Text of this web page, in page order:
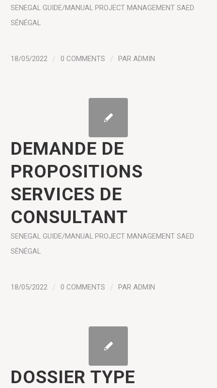
SENEGAL GUIDE/MANUAL PROJECT MANAGEMENT SAED
SÉNÉGAL
18/05/2022 / 0 COMMENTS / PARADMIN
DEMANDE DE
PROPOSITIONS
SERVICES DE
CONSULTANT
SENEGAL GUIDE/MANUAL PROJECT MANAGEMENT SAED
SÉNÉGAL
18/05/2022 / 0 COMMENTS / PARADMIN
DOSSIER TYPE